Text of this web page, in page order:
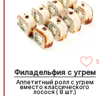
5
Филадельфия с угрем
Аппетитный ролл с угрем
вместо классического
лосося ( 8 шт.)